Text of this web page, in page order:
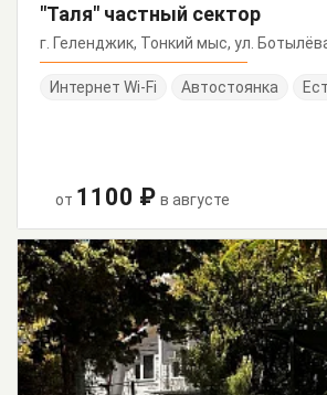
"Таля" частный сектор
г. Геленджик, Тонкий мыс, ул.
Интернет Wi-Fi Автостоянка
от 1100 ₽ в августе